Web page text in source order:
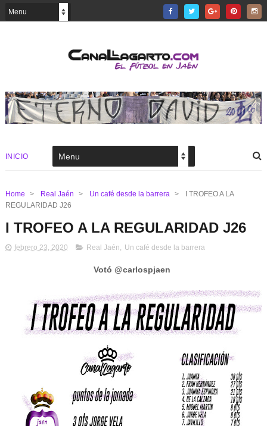
INICIO
Home > Real Jaén > Un café desde la barrera >
I TROFEO A LA
REGULARIDAD J26
I TROFEO A LA REGULARIDAD J26
febrero 23, 2020 Real Jaén, Un café desde la barrera
Votó @carlospjaen